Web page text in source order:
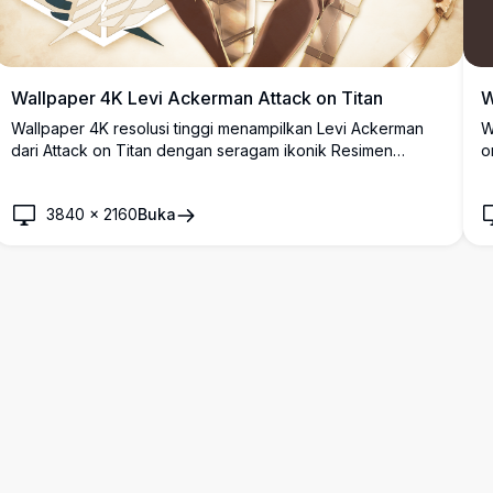
Wallpaper 4K Levi Ackerman Attack on Titan
Wallpaper 4K resolusi tinggi menampilkan Levi Ackerman
dari Attack on Titan dengan seragam ikonik Resimen
3840 ×2160Buka